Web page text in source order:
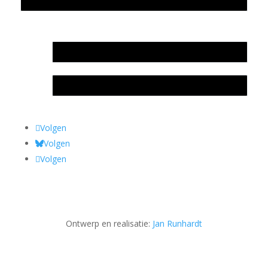
Volgen
Volgen
Volgen
Ontwerp en realisatie: Jan Runhardt